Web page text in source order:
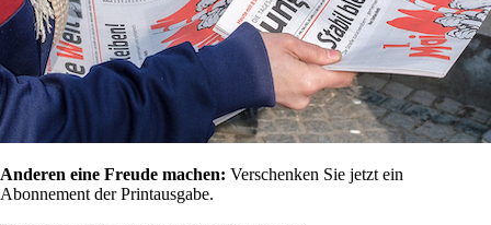
Anderen eine Freude machen: Verschenken Sie jetzt ein
Abonnement der Printausgabe.